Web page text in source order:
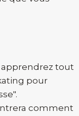
apprendrez tout
pour
comment